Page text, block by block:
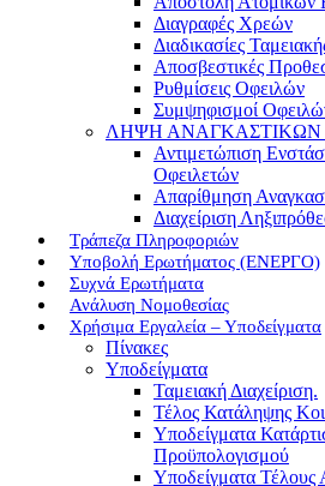
Διαγραφές Χρεών
Διαδικασίες
Αποσβεστικές
Ρυθμίσεις Οφειλών
Συμψηφισμοί
ΛΗΨΗ ΑΝΑΓΚΑΣΤΙΚΩΝ
Αντιμετώπιση
Οφειλετών
Απαρίθμηση
Διαχείριση
Τράπεζα Πληροφοριών
Υποβολή Ερωτήματος (ΕΝΕΡΓΟ)
Συχνά Ερωτήματα
Ανάλυση Νομοθεσίας
Χρήσιμα Εργαλεία – Υποδείγματα
Πίνακες
Υποδείγματα
Ταμειακή Διαχείριση.
Τέλος Κατάληψης
Υποδείγματα
Προϋπολογισμού
Υποδείγματα Τέλους